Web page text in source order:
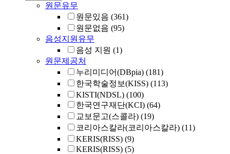
원문유무
원문있음 (361)
원문없음 (95)
음성지원유무
음성 지원 (1)
원문제공처
누리미디어(DBpia) (181)
한국학술정보(KISS) (113)
KISTI(NDSL) (100)
한국연구재단(KCI) (64)
교보문고(스콜라) (19)
코리아스칼라(코리아스칼라) (11)
KERIS(RISS) (9)
KERIS(RISS) (5)